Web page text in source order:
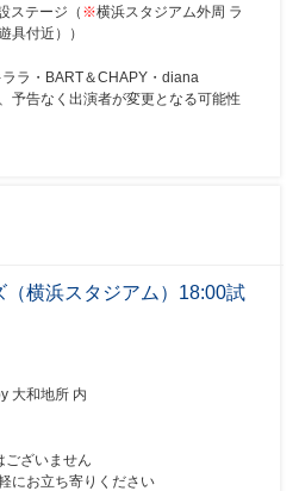
ステージ（ ※横浜スタジアム外周 ラ
具付近））
ラ・BART＆CHAPY・diana
予告なく出演者が変更となる可能性
横浜スタジアム）18:00試
大和地所 内
ございません
にお立ち寄りください